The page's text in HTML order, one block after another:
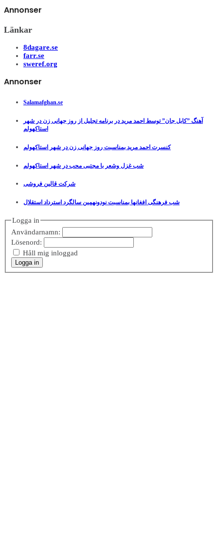
Annonser
Länkar
8dagare.se
farr.se
sweref.org
Annonser
Salamafghan.se
آهنگ ”کابل جان” توسط احمد مرید در برنامه تجلیل از روز جهانی زن در شهر
استاکهولم
کنسرت احمد مرید بمناسبت روز جهانی زن در شهر استاکهولم
شب غزل وشعر با مجتبی محب در شهر استاکهولم
شرکت قالین فروشی
شب فرهنگی افغانها بمناسبت نودونهمین سالگرد استرداد استقلال
Logga in
Användarnamn:
Lösenord:
Håll mig inloggad
Logga in